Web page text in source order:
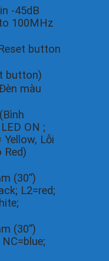
-45dB
100MHz
button
button)
màu
ON ;
Lỗi
Red)
(30”)
L2=red;
(30”)